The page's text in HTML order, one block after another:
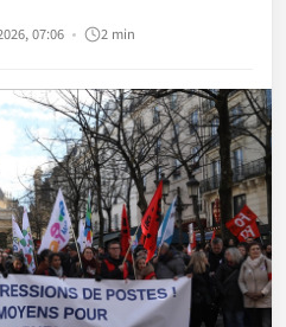
07:06 2 min